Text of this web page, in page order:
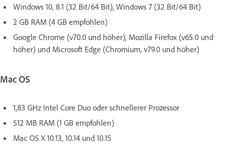
Windows 10, 8.1 (32 Bit/64 Bit), Windows 7 (32 Bit/64 Bit)
2 GB RAM (4 GB empfohlen)
Google Chrome (v70.0 und höher), Mozilla Firefox (v65.0 und
höher) und Microsoft Edge (Chromium, v79.0 und höher)
Mac OS
1,83 GHz Intel Core Duo oder schnellerer Prozessor
512 MB RAM (1 GB empfohlen)
Mac OS X 10.13, 10.14 und 10.15